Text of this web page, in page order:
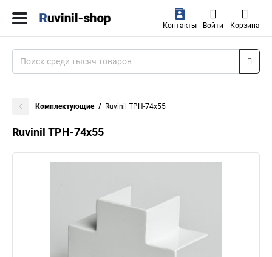
Контакты Войти Корзина
Комплектующие Ruvinil ТРН-74х55
Ruvinil ТРН-74х55